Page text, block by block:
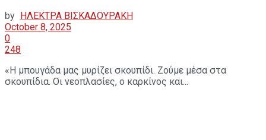
by
ΗΛΕΚΤΡΑ ΒΙΣΚΑΔΟΥΡΑΚΗ
October 8, 2025
0
248
«Η μπουγάδα μας μυρίζει σκουπίδι. Ζούμε μέσα στα
σκουπίδια. Οι νεοπλασίες, ο καρκίνος και...